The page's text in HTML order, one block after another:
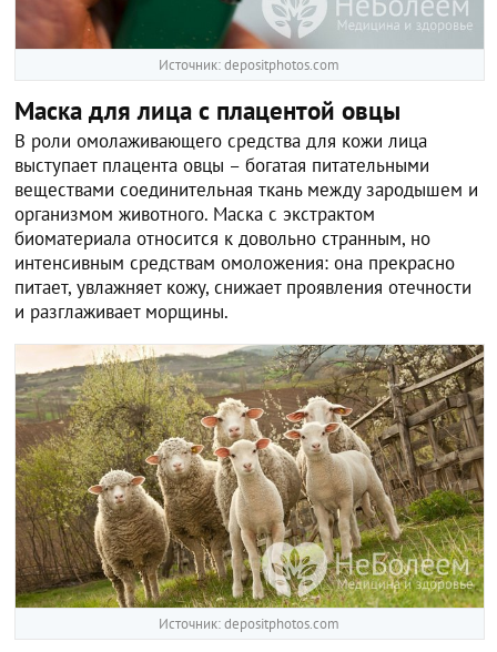
Источник: depositphotos.com
Маска для лица с плацентой овцы
В роли омолаживающего средства для кожи лица
выступает плацента овцы – богатая питательными
веществами соединительная ткань между зародышем и
организмом животного. Маска с экстрактом
биоматериала относится к довольно странным, но
интенсивным средствам омоложения: она прекрасно
питает, увлажняет кожу, снижает проявления отечности
и разглаживает морщины.
Источник: depositphotos.com